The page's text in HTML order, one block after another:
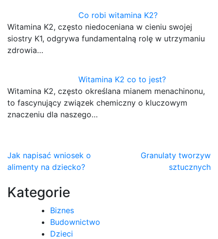
Co robi witamina K2?
Witamina K2, często niedoceniana w cieniu swojej
siostry K1, odgrywa fundamentalną rolę w utrzymaniu
zdrowia…
Witamina K2 co to jest?
Witamina K2, często określana mianem menachinonu,
to fascynujący związek chemiczny o kluczowym
znaczeniu dla naszego…
Nawigacja
wpisu
Jak napisać wniosek o
alimenty na dziecko?
Granulaty tworzyw
sztucznych
Kategorie
Biznes
Budownictwo
Dzieci